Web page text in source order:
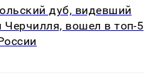
дуб, видевший
Черчилля, вошел в топ-5